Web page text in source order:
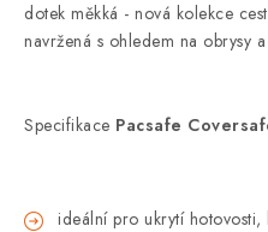
dotek měkká - nová kolekce
navržená s ohledem na obrysy
Specifikace Pacsafe
ideální pro ukrytí